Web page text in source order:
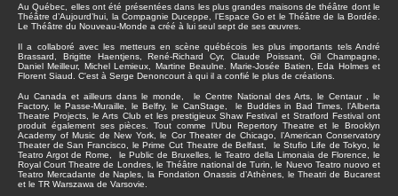
Au Québec, elles ont été présentées dans les plus grandes maisons de théâtre dont le
Théâtre d’Aujourd’hui, la Compagnie Duceppe, l’Espace Go et le Théâtre de la Bordée.
Le Théâtre du Nouveau-Monde a créé à lui seul sept de ses œuvres.
Il a collaboré avec les metteurs en scène québécois les plus importants tels André
Brassard, Brigitte Haentjens, René-Richard Cyr, Claude Poissant, Gil Champagne,
Daniel Meilleur, Michel Lemieux, Martine Beaulne. Marie-Josée Batien, Eda Holmes et
Florent Siaud. C'est à Serge Denoncourt à qui il a confié le plus de créations.
Au Canada et ailleurs dans le monde, le Centre National des Arts, le Centaur , le
Factory, le Passe-Muraille, le Belfry, le CanStage, le Buddies in Bad Times, l’Alberta
Theatre Projects, le Arts Club et les prestigieux Shaw Festival et Stratford Festival ont
produit également ses pièces. Tout comme l’Ubu Repertory Theatre et le Brooklyn
Academy of Music de New York, le Cor Theater de Chicago, l’American Conservatory
Theater de San Francisco, le Prime Cut Theatre de Belfast, le Stufio Life de Tokyo, le
Teatro Argot de Rome, le Public de Bruxelles, le Teatro della Limonaia de Florence, le
Royal Court Theatre de Londres, le Théâtre national de Turin, le Nuevo Teatro nuovo et
Teatro Mercadante de Naples, la Fondation Onassis d’Athènes, le Theatri de Bucarest
et le TR Warszawa de Varsovie.